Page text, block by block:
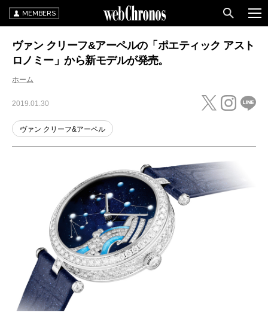
MEMBERS
ヴァン クリーフ&アーペルの「ポエティック アスト
ロノミー」から新モデルが発売。
ホーム
2019.01.30
ヴァン クリーフ&アーペル